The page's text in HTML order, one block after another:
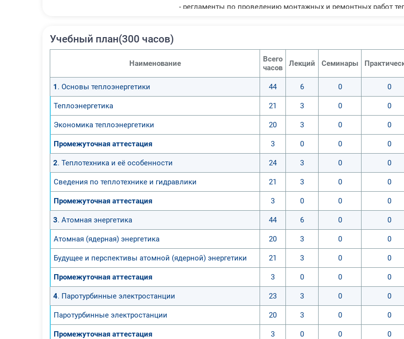
- регламенты по проведению монтажных и ремонтных работ
Учебный план(300 часов)
Наименование
Всего
часов
Лекций Семинары
1 . Основы теплоэнергетики 44 6 0 0
Теплоэнергетика 21 3 0 0
Экономика теплоэнергетики 20 3 0 0
Промежуточная аттестация 3 0 0 0
2. Теплотехника и её особенности 24 3 0 0
Сведения по теплотехнике и гидравлики 21 3 0 0
Промежуточная аттестация 3 0 0 0
3. Атомная энергетика 44 6 0 0
Атомная (ядерная) энергетика 20 3 0 0
Будущее и перспективы атомной (ядерной) энергетики 21 3 0 0
Промежуточная аттестация 3 0 0 0
4. Паротурбинные электростанции 23 3 0 0
Паротурбинные электростанции 20 3 0 0
Промежуточная аттестация 3 0 0 0